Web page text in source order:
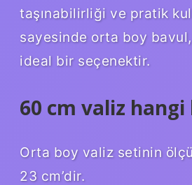
taşınabilirliği ve pratik
sayesinde orta boy
ideal bir seçenektir.
60 cm valiz hangi
Orta boy valiz setinin
23 cm’dir.